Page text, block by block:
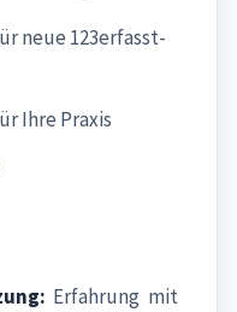
neue 123erfasst-
Ihre Praxis
Erfahrung mit